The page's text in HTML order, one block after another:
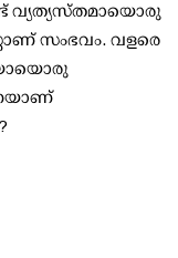
വ്യത്യസ്തമായൊരു
സംഭവം. വളരെ